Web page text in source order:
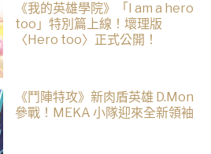
《我的英雄學院》「I am a hero
too」特別篇上線！壞理版
〈Hero too〉正式公開！
《鬥陣特攻》新肉盾英雄 D.Mon
參戰！MEKA 小隊迎來全新領袖